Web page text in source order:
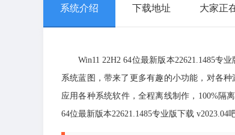
系统介绍 下载地址 大家正
Win11 22H2 64位最新版本22621.1485专
系统蓝图，带来了更多有趣的小功能，对各
应用各种系统软件，全程离线制作，100%隔
64位最新版本22621.1485专业版下载 v2023.04吧